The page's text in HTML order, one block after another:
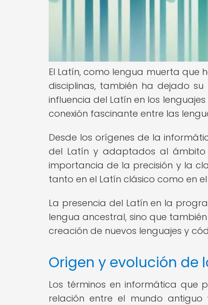
El Latín, como lengua muerta que
disciplinas, también ha dejado
influencia del Latín en los
conexión fascinante entre las
Desde los orígenes de la
del Latín y adaptados al ámbito
importancia de la precisión y la
tanto en el Latín clásico como en
La presencia del Latín en la
lengua ancestral, sino que
creación de nuevos lenguajes y
Origen y evolución
Los términos en informática que
relación entre el mundo